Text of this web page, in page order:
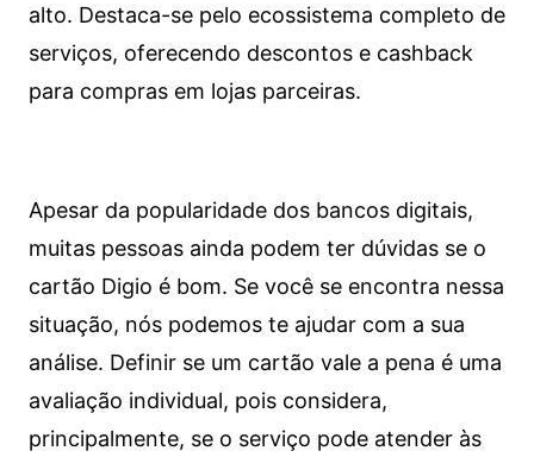
alto. Destaca-se pelo ecossistema completo de
serviços, oferecendo descontos e cashback
para compras em lojas parceiras.
Apesar da popularidade dos bancos digitais,
muitas pessoas ainda podem ter dúvidas se o
cartão Digio é bom. Se você se encontra nessa
situação, nós podemos te ajudar com a sua
análise. Definir se um cartão vale a pena é uma
avaliação individual, pois considera,
principalmente, se o serviço pode atender às